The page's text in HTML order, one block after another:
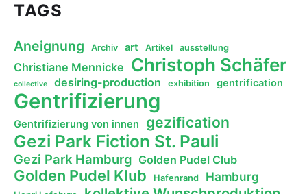
TAGS
Aneignung Archiv art Artikel ausstellung
Christiane Mennicke Christoph Schäfer
collective desiring-production exhibition gentrification
Gentrifizierung
Gentrifizierung von innen gezification
Gezi Park Fiction St. Pauli
Gezi Park Hamburg Golden Pudel Club
Golden Pudel Klub Hafenrand Hamburg